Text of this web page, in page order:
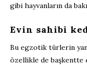
gibi hayvanların da
Evin sahibi
Bu egzotik türlerin
özellikle de başkentte